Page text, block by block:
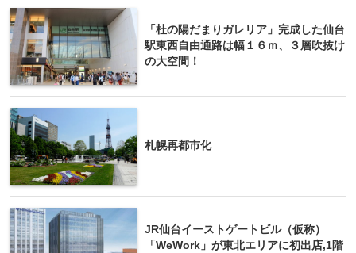
「杜の陽だまりガレリア」完成した仙台
駅東西自由通路は幅１６ｍ、３層吹抜け
の大空間！
札幌再都市化
JR仙台イーストゲートビル（仮称）
「WeWork」が東北エリアに初出店,1階